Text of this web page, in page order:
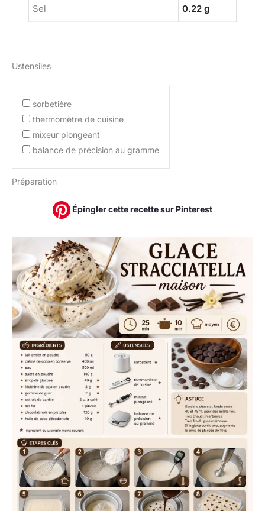
Sel 0.22 g
Ustensiles
sorbetière
thermomètre de cuisine
mixeur plongeant
balance de précision au gramme
Préparation
Épingler cette recette sur Pinterest